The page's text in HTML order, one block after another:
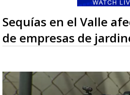
Sequías en el Valle
de empresas de